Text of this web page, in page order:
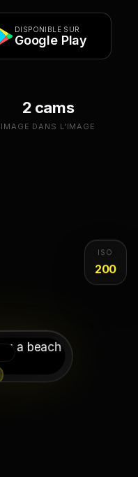
DISPONIBLE SUR
Google Play
2 cams
IMAGE DANS L'IMAGE
ISO
200